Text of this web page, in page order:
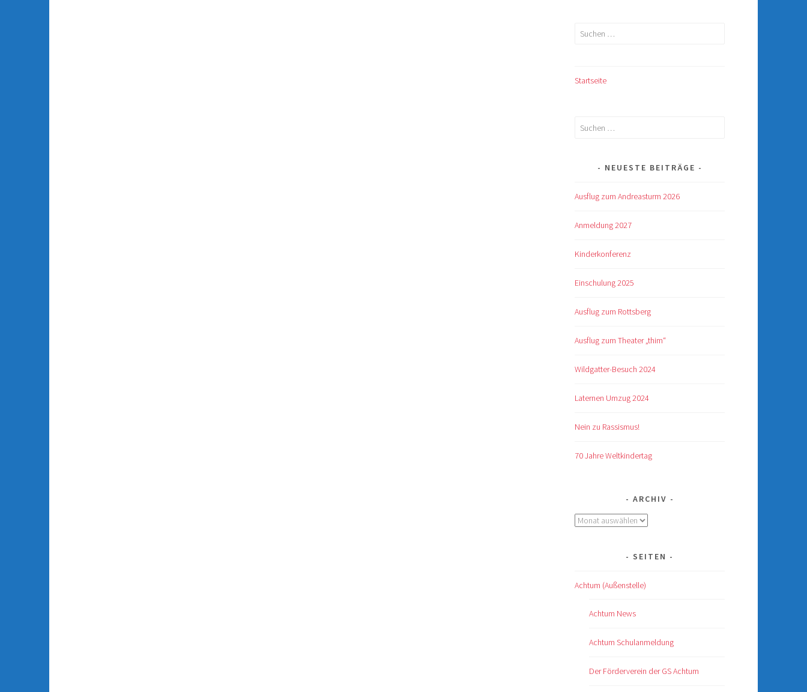
Suchen
Startseite
Suchen
NEUESTE BEITRÄGE
Ausflug zum Andreasturm 2026
Anmeldung 2027
Kinderkonferenz
Einschulung 2025
Ausflug zum Rottsberg
Ausflug zum Theater „thim“
Wildgatter-Besuch 2024
Laternen Umzug 2024
Nein zu Rassismus!
70 Jahre Weltkindertag
ARCHIV
Archiv
SEITEN
Achtum (Außenstelle)
Achtum News
Achtum Schulanmeldung
Der Förderverein der GS Achtum